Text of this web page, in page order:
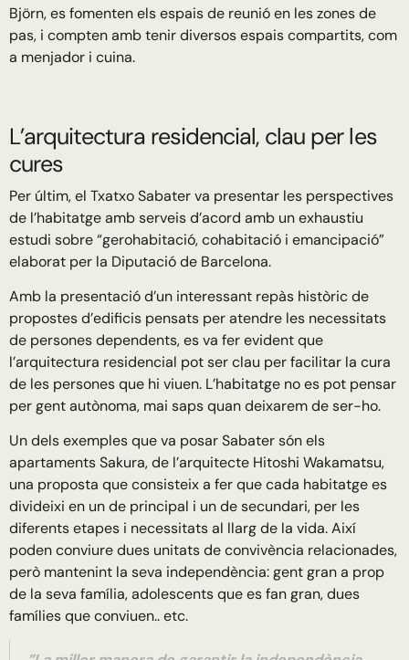
Björn, es fomenten els espais de reunió en les zones de
pas, i compten amb tenir diversos espais compartits, com
a menjador i cuina.
L’arquitectura residencial, clau per les
cures
Per últim, el Txatxo Sabater va presentar les perspectives
de l’habitatge amb serveis d’acord amb un exhaustiu
estudi sobre “gerohabitació, cohabitació i emancipació”
elaborat per la Diputació de Barcelona.
Amb la presentació d’un interessant repàs històric de
propostes d’edificis pensats per atendre les necessitats
de persones dependents, es va fer evident que
l’arquitectura residencial pot ser clau per facilitar la cura
de les persones que hi viuen. L’habitatge no es pot pensar
per gent autònoma, mai saps quan deixarem de ser-ho.
Un dels exemples que va posar Sabater són els
apartaments Sakura, de l’arquitecte Hitoshi Wakamatsu,
una proposta que consisteix a fer que cada habitatge es
divideixi en un de principal i un de secundari, per les
diferents etapes i necessitats al llarg de la vida. Així
poden conviure dues unitats de convivència relacionades,
però mantenint la seva independència: gent gran a prop
de la seva família, adolescents que es fan gran, dues
famílies que conviuen.. etc.